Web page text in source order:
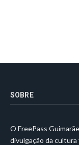
SOBRE
O FreePass
divulgação da cultura